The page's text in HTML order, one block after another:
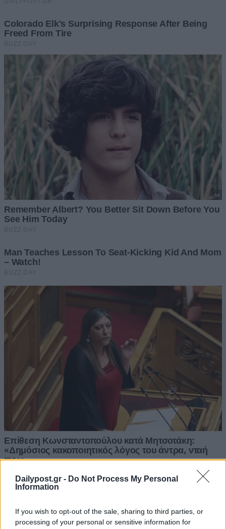
Dailypost.gr - Do Not Process My Personal
Information
If you wish to opt-out of the sale, sharing to third parties, or
processing of your personal or sensitive information for